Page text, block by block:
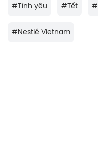
#Tình yêu #Tết #
#Nestlé Vietnam